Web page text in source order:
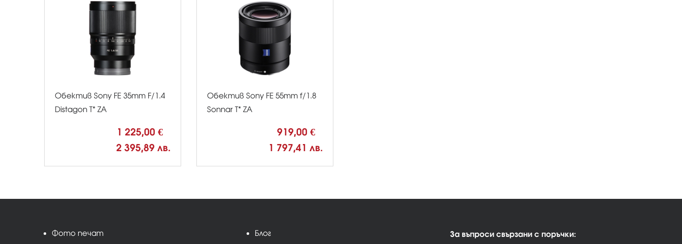
Обектив Sony FE 35mm F/1.4
Distagon T* ZA
1 225,00 €
2 395,89 лв.
Обектив Sony FE 55mm f/1.8
Sonnar T* ZA
919,00 €
1 797,41 лв.
Фото печат Блог За въпроси свързани с поръчки: